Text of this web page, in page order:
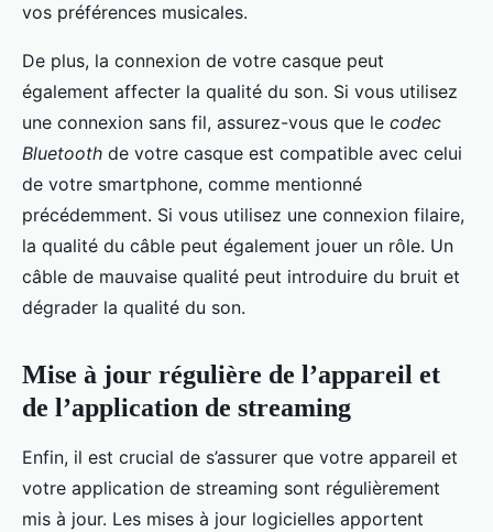
vos préférences musicales.
De plus, la connexion de votre casque peut
également affecter la qualité du son. Si vous utilisez
une connexion sans fil, assurez-vous que le codec
Bluetooth de votre casque est compatible avec celui
de votre smartphone, comme mentionné
précédemment. Si vous utilisez une connexion filaire,
la qualité du câble peut également jouer un rôle. Un
câble de mauvaise qualité peut introduire du bruit et
dégrader la qualité du son.
Mise à jour régulière de l’appareil et
de l’application de streaming
Enfin, il est crucial de s’assurer que votre appareil et
votre application de streaming sont régulièrement
mis à jour. Les mises à jour logicielles apportent